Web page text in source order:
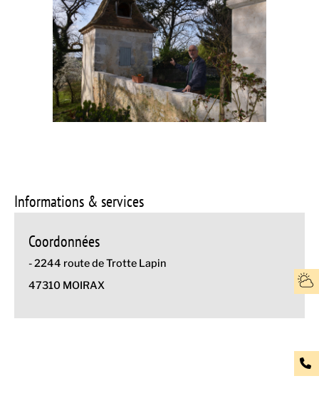
Informations & services
Coordonnées
- 2244 route de Trotte Lapin
47310 MOIRAX